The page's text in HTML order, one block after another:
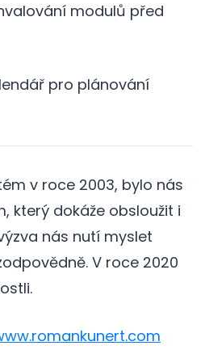
modulů před
pro plánování
v roce 2003, bylo nás
který dokáže obsloužit i
nás nutí myslet
V roce 2020